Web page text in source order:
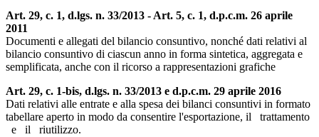
Art. 29, c. 1, d.lgs. n. 33/2013 - Art. 5, c. 1, d.p.c.m. 26 aprile
2011
Documenti e allegati del bilancio consuntivo, nonché dati relativi al
bilancio consuntivo di ciascun anno in forma sintetica, aggregata e
semplificata, anche con il ricorso a rappresentazioni grafiche
Art. 29, c. 1-bis, d.lgs. n. 33/2013 e d.p.c.m. 29 aprile 2016
Dati relativi alle entrate e alla spesa dei bilanci consuntivi in formato
tabellare aperto in modo da consentire l'esportazione, il trattamento
e il riutilizzo.